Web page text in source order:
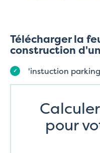
Télécharger la
construction
'instuction
pour